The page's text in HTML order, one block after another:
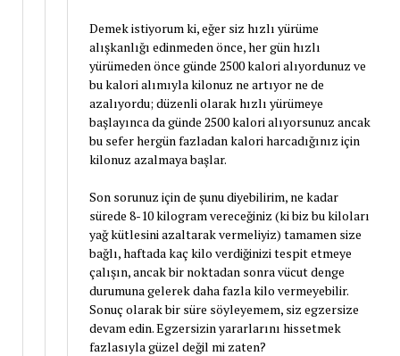
Demek istiyorum ki, eğer siz hızlı yürüme
alışkanlığı edinmeden önce, her gün hızlı
yürümeden önce günde 2500 kalori alıyordunuz ve
bu kalori alımıyla kilonuz ne artıyor ne de
azalıyordu; düzenli olarak hızlı yürümeye
başlayınca da günde 2500 kalori alıyorsunuz ancak
bu sefer hergün fazladan kalori harcadığınız için
kilonuz azalmaya başlar.
Son sorunuz için de şunu diyebilirim, ne kadar
sürede 8-10 kilogram vereceğiniz (ki biz bu kiloları
yağ kütlesini azaltarak vermeliyiz) tamamen size
bağlı, haftada kaç kilo verdiğinizi tespit etmeye
çalışın, ancak bir noktadan sonra vücut denge
durumuna gelerek daha fazla kilo vermeyebilir.
Sonuç olarak bir süre söyleyemem, siz egzersize
devam edin. Egzersizin yararlarını hissetmek
fazlasıyla güzel değil mi zaten?